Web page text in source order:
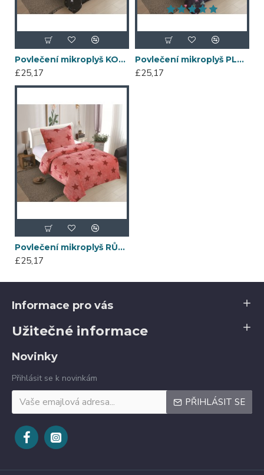
Povlečení mikroplyš KOSMOS 140x200
£25,17
Povlečení mikroplyš PLAMEŇÁK 140x200
£25,17
Povlečení mikroplyš RŮŽOVÉ HVĚZDY 140x200
£25,17
Informace pro vás
Užitečné informace
Novinky
Přihlásit se k novinkám
PŘIHLÁSIT SE